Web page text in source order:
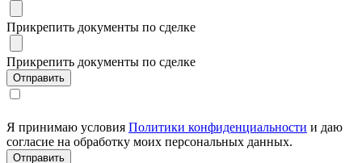
Прикрепить документы по сделке
Прикрепить документы по сделке
Я принимаю условия Политики конфиденциальности и даю
согласие на обработку моих персональных данных.